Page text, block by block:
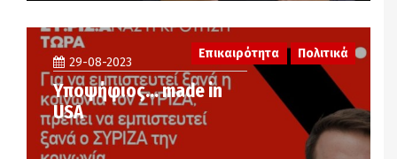
29-08-2023
Υποψήφιος… made in
USA
Επικαιρότητα Πολιτικά